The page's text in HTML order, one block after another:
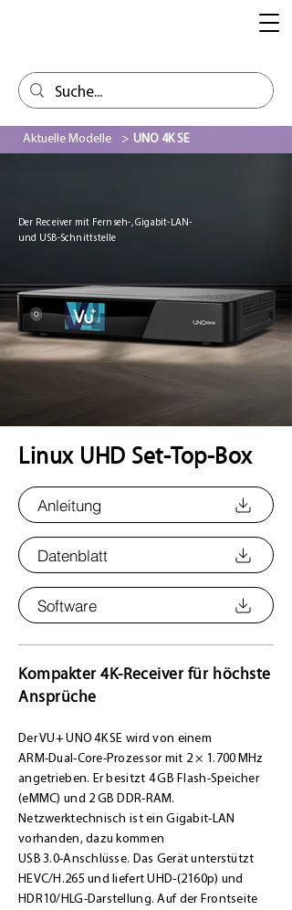
Aktuelle Modelle > UNO 4K SE
Der Receiver mit Fernseh-, Gigabit-LAN-
und USB-Schnittstelle
Linux UHD Set-Top-Box
Anleitung
Datenblatt
Software
Kompakter 4K-Receiver für höchste
Ansprüche
Der VU+ UNO 4K SE wird von einem
ARM‑Dual‑Core‑Prozessor mit 2 × 1.700 MHz
angetrieben. Er besitzt 4 GB Flash‑Speicher
(eMMC) und 2 GB DDR‑RAM.
Netzwerktechnisch ist ein Gigabit‑LAN
vorhanden, dazu kommen
USB 3.0‑Anschlüsse. Das Gerät unterstützt
HEVC/H.265 und liefert UHD‑(2160p) und
HDR10/HLG‑Darstellung. Auf der Frontseite